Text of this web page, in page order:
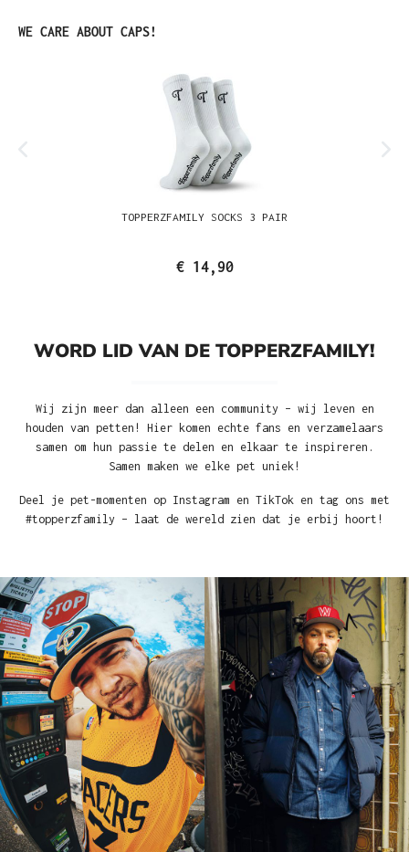
Productgalerij overslaan
WE CARE ABOUT CAPS!
TOPPERZFAMILY SOCKS 3 PAIR
€ 14,90
WORD LID VAN DE TOPPERZFAMILY!
Wij zijn meer dan alleen een community – wij leven en
houden van petten! Hier komen echte fans en verzamelaars
samen om hun passie te delen en elkaar te inspireren.
Samen maken we elke pet uniek!
Deel je pet-momenten op Instagram en TikTok en tag ons met
#topperzfamily – laat de wereld zien dat je erbij hoort!